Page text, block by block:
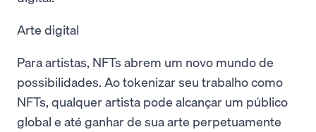
Arte digital
Para artistas, NFTs abrem um novo mundo de
possibilidades. Ao tokenizar seu trabalho como
NFTs, qualquer artista pode alcançar um público
global e até ganhar de sua arte perpetuamente